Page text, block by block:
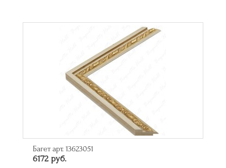
Багет арт. 13623051
6172 руб.